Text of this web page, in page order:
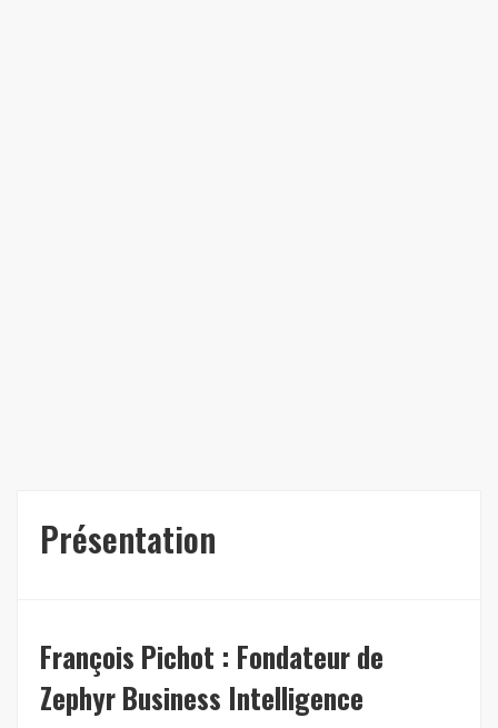
Présentation
François Pichot : Fondateur de
Zephyr Business Intelligence